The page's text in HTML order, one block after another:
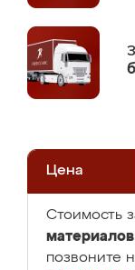
Цена
Стоимость
материалов
позвоните